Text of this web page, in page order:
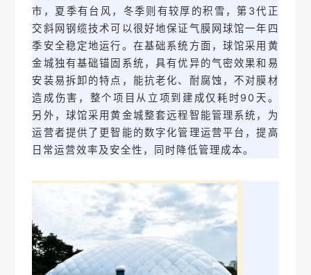
市，夏季有台风，冬季则有较厚的积雪 ， 第3代正
交斜网钢缆技术可以很好地保证气膜网球馆一年四
季安全稳定地运行。在基础系统方面，球馆采用黄
金城独有基础锚固系统，具有优异的气密效果和易
安装易拆卸的特点，能抗老化、耐腐蚀，不对膜材
造成伤害，整个项目从立项到建成仅耗时90天。
另外，球馆采用黄金城整套远程智能管理系统，为
运营者提供了更智能的数字化管理运营平台，提高
日常运营效率及安全性，同时降低管理成本。